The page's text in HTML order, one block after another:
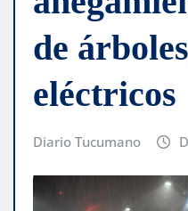
de
eléctricos
Diario Tucumano